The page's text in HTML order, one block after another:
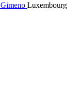
Luxembourg